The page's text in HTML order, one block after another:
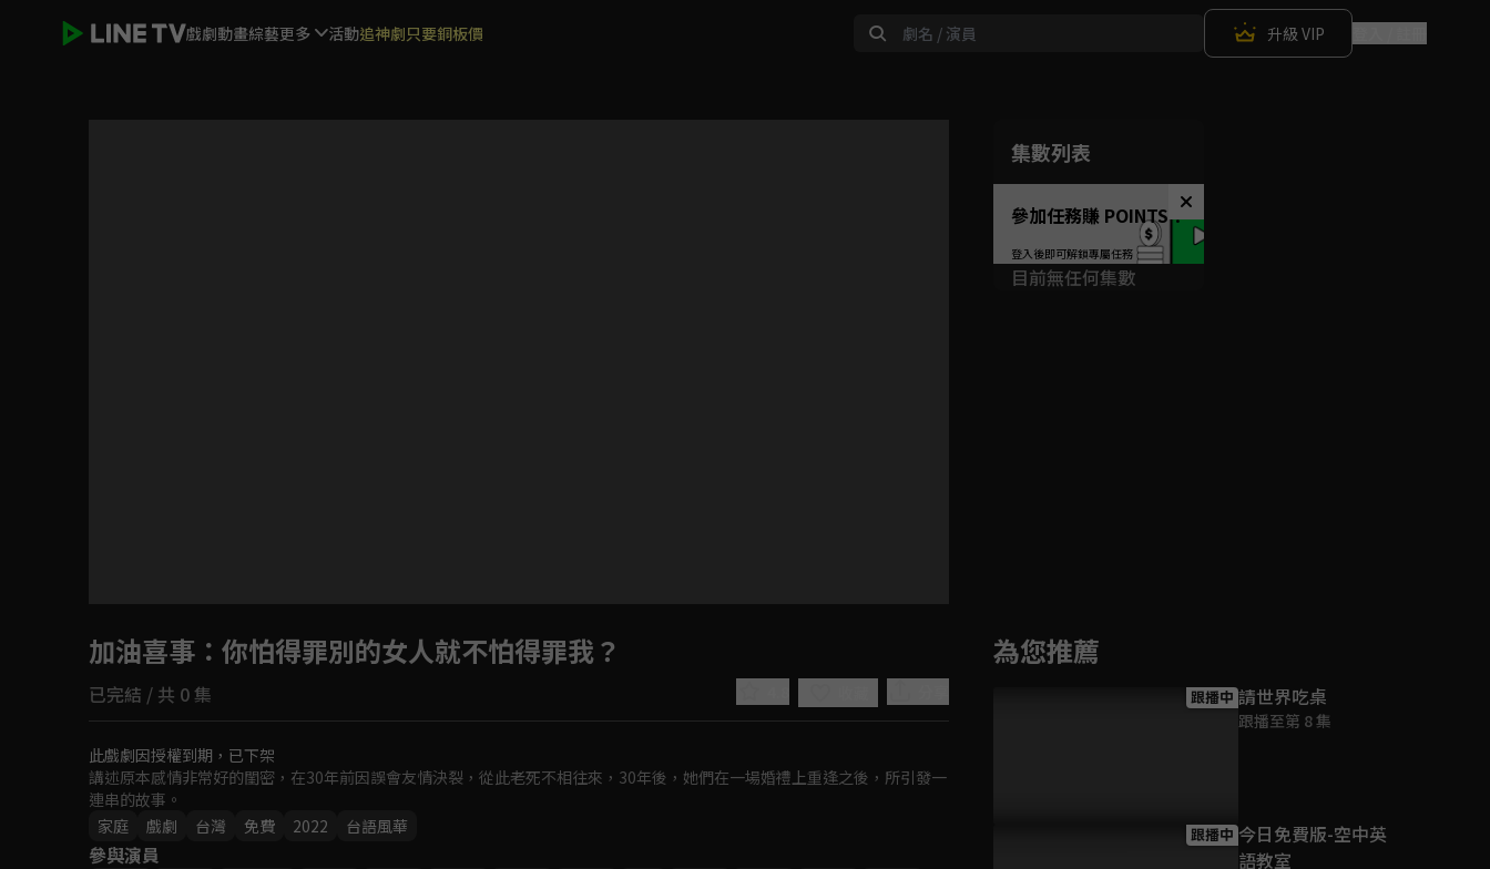
戲劇動畫綜藝更多 活動追神劇只要銅板價 升級 VIP
集數列表
參加任務賺 POINTS！
目前無任何集數
加油喜事 ：你怕得罪別的女人就不怕得罪我？
已完結 / 共 0 集
此戲劇因授權到期，已下架
講述原本感情非常好的閨密，在30年前因誤會友情決裂，從此老死不相往來，30年後，她們在一場婚禮上重逢之後，所引發一
連串的故事。
家庭
戲劇 台灣 免費 2022 台語風華
參與演員
為您推薦
跟播中 請世界吃桌
跟播至第 8 集
跟播中 今日免費版-空中英
語教室